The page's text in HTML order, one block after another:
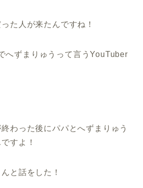
た人が来たんですね！
へずまりゅうって言うYouTuber
わった後にパパとへずまりゅう
すよ！
と話をした！